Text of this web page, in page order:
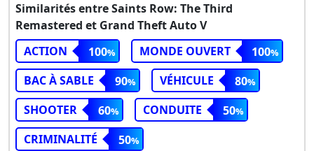
Similarités entre Saints Row: The Third
Remastered et Grand Theft Auto V
ACTION
100 MONDE OUVERT
100
BAC À SABLE
90 VÉHICULE
80
SHOOTER
60 CONDUITE
50
CRIMINALITÉ
50